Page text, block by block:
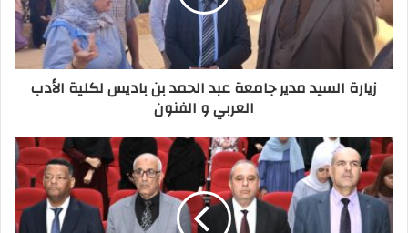
زيارة السيد مدير جامعة عبد الحمد بن باديس لكلية الأدب
العربي و الفنون